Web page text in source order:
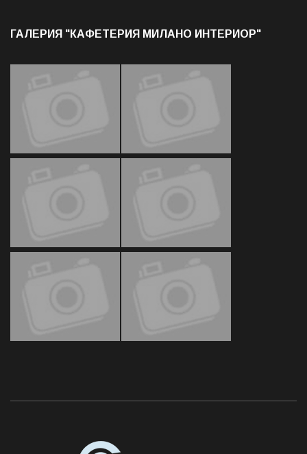
ГАЛЕРИЯ "КАФЕТЕРИЯ МИЛАНО ИНТЕРИОР"